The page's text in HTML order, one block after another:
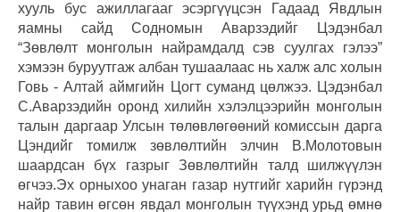
хууль бус ажиллагааг эсэргүүцсэн Гадаад Явдлын
яамны сайд Содномын Аварзэдийг Цэдэнбал
“Зөвлөлт монголын найрамдалд сэв суулгах гэлээ”
хэмээн буруутгаж албан тушаалаас нь халж алс холын
Говь - Алтай аймгийн Цогт суманд цөлжээ. Цэдэнбал
С.Аварзэдийн оронд хилийн хэлэлцээрийн монголын
талын даргаар Улсын төлөвлөгөөний комиссын дарга
Цэндийг томилж зөвлөлтийн элчин В.Молотовын
шаардсан бүх газрыг Зөвлөлтийн талд шилжүүлэн
өгчээ.Эх орныхоо унаган газар нутгийг харийн гүрэнд
найр тавин өгсөн явдал монголын түүхэнд урьд өмнө